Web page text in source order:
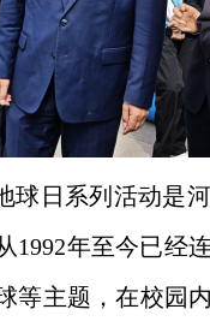
球日系列活动是
1992年至今已经
等主题，在校园